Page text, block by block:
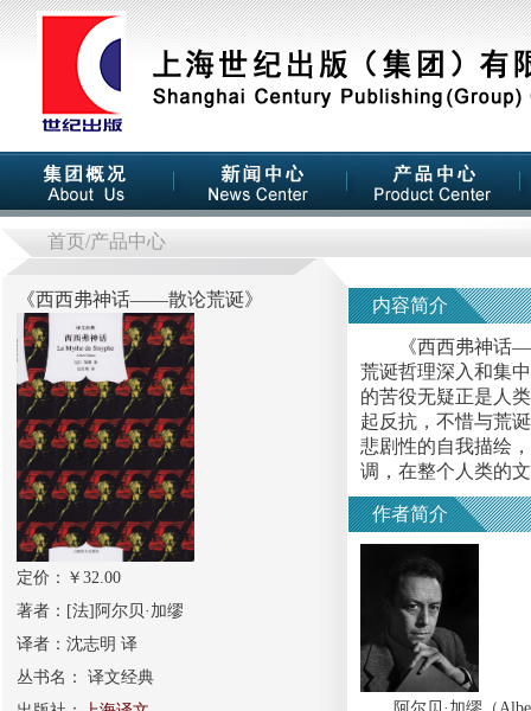
首页/产品中心
《西西弗神话——散论荒诞》
定价：￥ 32.00
著者： [法]阿尔贝·加缪
译者： 沈志明 译
丛书名： 译文经典
内容简介
《西西弗神话——
荒诞哲理深入和集
的苦役无疑正是人
起反抗，不惜与荒
悲剧性的自我描绘
调，在整个人类的
作者简介